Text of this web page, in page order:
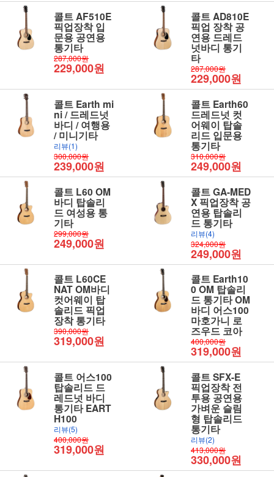
콜트 AF510E
픽업장착 입
문용 공연용
통기타
287,000원
229,000원
콜트 AD810E
픽업 장착 공
연용 드레드
넛바디 통기
타
287,000원
229,000원
콜트 Earth mi
ni / 드레드넛
바디 / 여행용
/ 미니기타
리뷰(1)
300,000원
239,000원
콜트 Earth60
드레드넛 컷
어웨이 탑솔
리드 입문용
통기타
310,000원
249,000원
콜트 L60 OM
바디 탑솔리
드 여성용 통
기타
299,000원
249,000원
콜트 GA-MED
X 픽업장착 공
연용 탑솔리
드 통기타
리뷰(4)
324,000원
249,000원
콜트 L60CE
NAT OM바디
컷어웨이 탑
솔리드 픽업
장착 통기타
390,000원
319,000원
콜트 Earth10
0 OM 탑솔리
드 통기타 OM
바디 어스100
마호가니 로
즈우드 코아
400,000원
319,000원
콜트 어스100
탑솔리드 드
레드넛 바디
통기타 EART
H100
리뷰(5)
400,000원
319,000원
콜트 SFX-E
픽업장착 전
투용 공연용
가벼운 슬림
형 탑솔리드
통기타
리뷰(2)
413,000원
330,000원